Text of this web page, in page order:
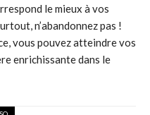
le mieux à vos
n’abandonnez pas !
vous pouvez atteindre vos
enrichissante dans le